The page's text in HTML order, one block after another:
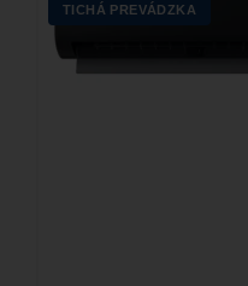
TICHÁ PREVÁDZKA